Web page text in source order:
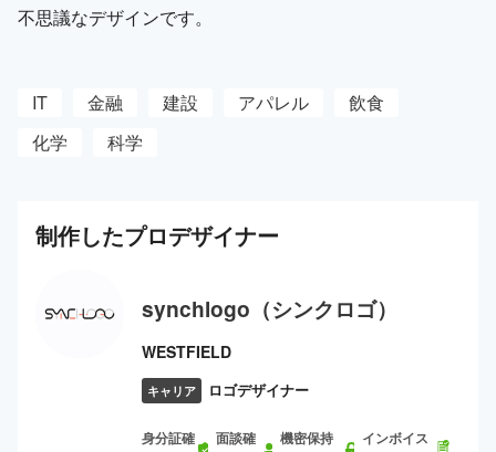
不思議なデザインです。
IT 金融 建設 アパレル
飲食
化学
科学
制作したプロデザイナー
synchlogo（シンクロゴ）
WESTFIELD
キャリア ロゴデザイナー
身分証確
面談確
機密保持
インボイス